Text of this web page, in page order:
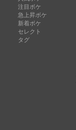
注目ボケ
急上昇ボケ
新着ボケ
セレクト
タグ